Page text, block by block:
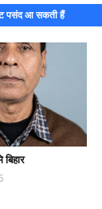
पसंद आ सकती हैं